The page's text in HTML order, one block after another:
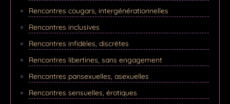
Rencontres cougars, intergénérationnelles
Rencontres inclusives
Rencontres infidèles, discrètes
Rencontres libertines, sans engagement
Rencontres pansexuelles, asexuelles
Rencontres sensuelles, érotiques